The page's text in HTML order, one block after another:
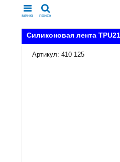
меню поиск
Силиконовая лента
Артикул: 410 125